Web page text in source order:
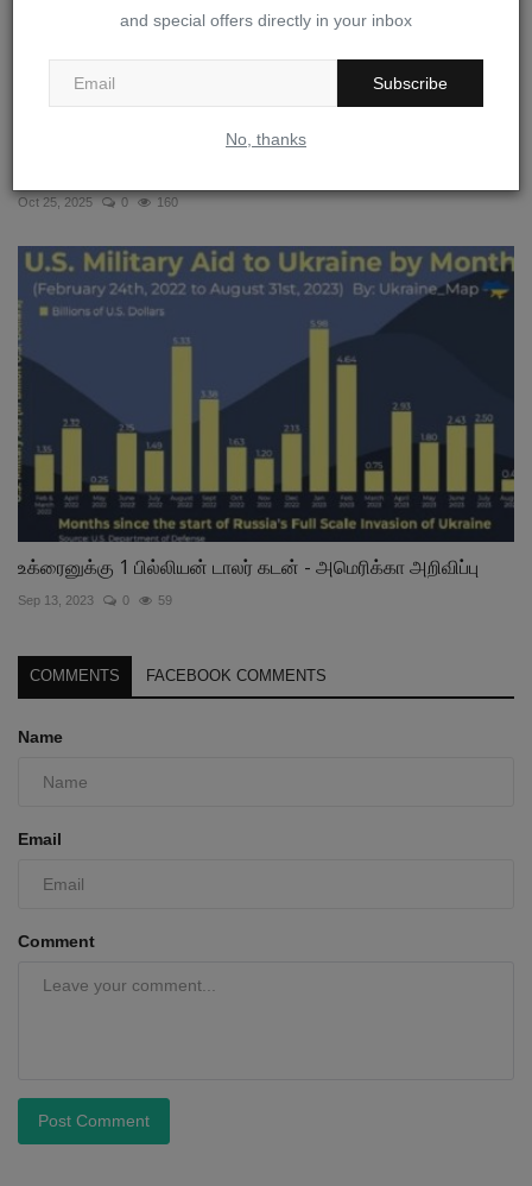
and special offers directly in your inbox
Subscribe
No, thanks
Oct 25, 2025 0 160
உக்ரைனுக்கு 1 பில்லியன் டாலர் கடன் - அமெரிக்கா அறிவிப்பு
Sep 13, 2023 0 59
COMMENTS FACEBOOK COMMENTS
Name
Email
Comment
Post Comment